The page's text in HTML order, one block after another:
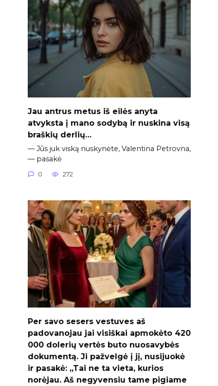
Jau antrus metus iš eilės anyta
atvyksta į mano sodybą ir nuskina visą
braškių derlių…
— Jūs juk viską nuskynėte, Valentina Petrovna,
— pasakė
0 272
Per savo sesers vestuves aš
padovanojau jai visiškai apmokėto 420
000 dolerių vertės buto nuosavybės
dokumentą. Ji pažvelgė į jį, nusijuokė
ir pasakė: „Tai ne ta vieta, kurios
norėjau. Aš negyvensiu tame pigiame